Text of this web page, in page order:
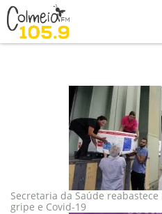
Blog
Secretaria da Saúde
gripe e Covid-19